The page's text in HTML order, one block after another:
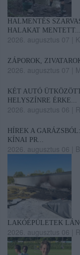
HALMENTÉS
HALAKAT MENTETT...
2026. augusztus 07
ZÁPOROK,
2026. augusztus 07
KÉT AUTÓ
HELYSZÍNRE ÉRKE...
2026. augusztus 06
HÍREK A
KÍNAI PR...
2026. augusztus 06
LAKÓÉPÜLETEK
2026. augusztus 06